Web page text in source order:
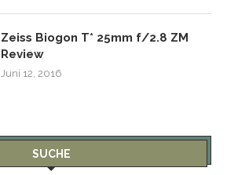
Zeiss Biogon T* 25mm f/2.8 ZM
Review
Juni 12, 2016
SUCHE